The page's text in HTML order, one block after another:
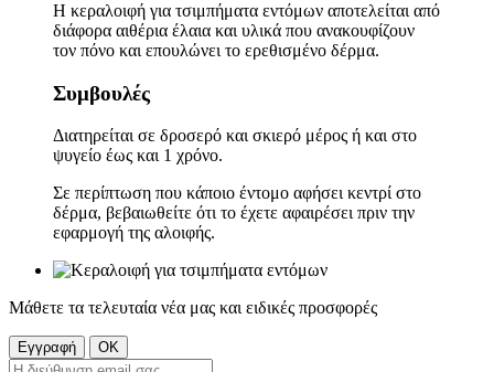
Η κεραλοιφή για τσιμπήματα εντόμων αποτελείται από
διάφορα αιθέρια έλαια και υλικά που ανακουφίζουν
τον πόνο και επουλώνει το ερεθισμένο δέρμα.
Συμβουλές
Διατηρείται σε δροσερό και σκιερό μέρος ή και στο
ψυγείο έως και 1 χρόνο.
Σε περίπτωση που κάποιο έντομο αφήσει κεντρί στο
δέρμα, βεβαιωθείτε ότι το έχετε αφαιρέσει πριν την
εφαρμογή της αλοιφής.
Μάθετε τα τελευταία νέα μας και ειδικές προσφορές